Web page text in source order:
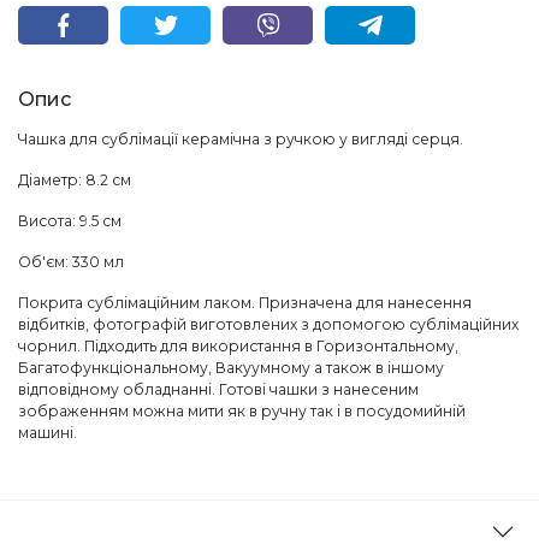
Опис
Чашка для сублімації керамічна з ручкою у вигляді серця.
Діаметр: 8.2 см
Висота: 9.5 см
Об'єм: 330 мл
Покрита сублімаційним лаком. Призначена для нанесення
відбитків, фотографій виготовлених з допомогою сублімаційних
чорнил. Підходить для використання в Горизонтальному,
Багатофункціональному, Вакуумному а також в іншому
відповідному обладнанні. Готові чашки з нанесеним
зображенням можна мити як в ручну так і в посудомийній
машині.